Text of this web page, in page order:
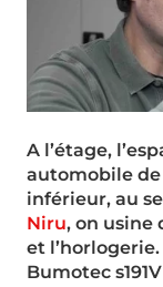
A l’étage,
automobile
inférieur, au
Niru, on usine
et l’horlogerie.
Bumotec